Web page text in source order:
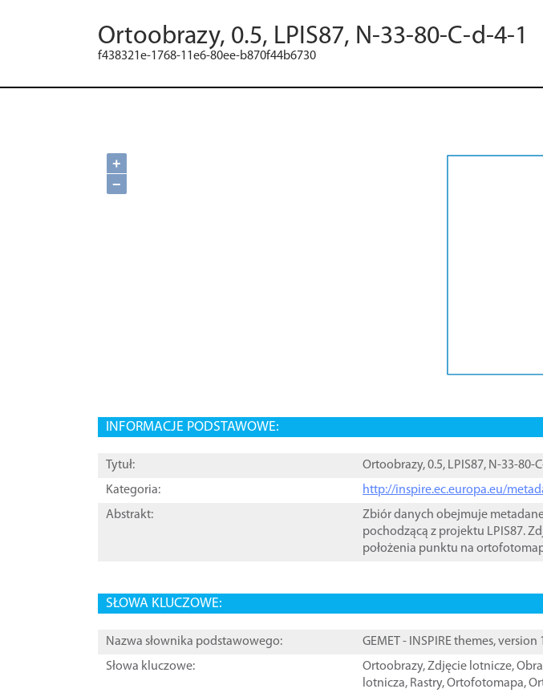
Ortoobrazy, 0.5, LPIS87, N-33-80-C-d-4-1
f438321e-1768-11e6-80ee-b870f44b6730
+
−
INFORMACJE PODSTAWOWE:
Tytuł:
Ortoobrazy, 0.5, LPIS87, N-33-80-
Kategoria:
http://inspire.ec.europa.eu/
Abstrakt:
Zbiór danych obejmuje
pochodzącą z projektu LPIS87.
położenia punktu na
SŁOWA KLUCZOWE:
Nazwa słownika podstawowego:
GEMET - INSPIRE themes, version
Słowa kluczowe:
Ortoobrazy,Zdjęcie lotnicze,
lotnicza, Rastry,Ortofotomapa,